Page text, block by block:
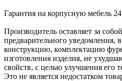
Гарантия на корпусную мебель
Производитель оставляет за
предварительного уведомления,
конструкцию, комплектацию
изготовления изделия, не
свойств, с целью улучшения его
Это не является недостатком